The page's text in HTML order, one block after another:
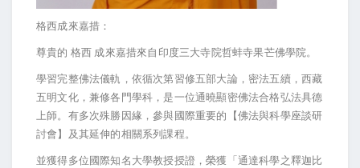
格西成來嘉措：
尊貴的 格西 成來嘉措來自印度三大寺院哲蚌寺果芒佛學院。
學習完整佛法儀軌，依循次第習修五部大論，密法五續，西藏
五明文化，兼修各門學科，是一位通曉顯密佛法合格弘法具德
上師。有多次殊勝因緣，參與國際重要的【佛法與科學座談研
討會】及其延伸的相關系列課程。
並獲得多位國際知名大學教授授證，榮獲「通達科學之釋迦比